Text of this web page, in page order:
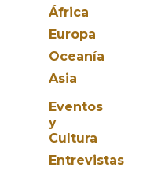
África
Europa
Oceanía
Asia
Eventos
y
Cultura
Entrevistas